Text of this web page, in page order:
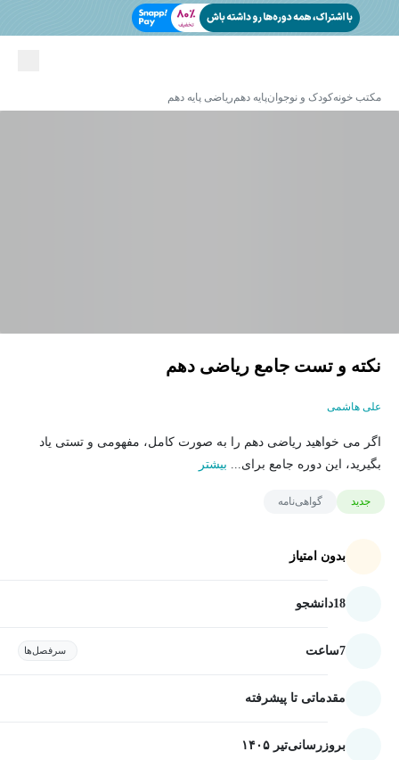
مکتب خونهکودک و نوجوانپایه دهمریاضی پایه دهم
نکته و تست جامع ریاضی دهم
علی هاشمی
اگر می خواهید ریاضی دهم را به صورت کامل، مفهومی و تستی یاد
بگیرید، این دوره جامع برای... بیشتر
جدید گواهی‌نامه
بدون امتیاز
18دانشجو
7ساعت سرفصل‌ها
مقدماتی تا پیشرفته
بروزرسانیتیر ۱۴۰۵